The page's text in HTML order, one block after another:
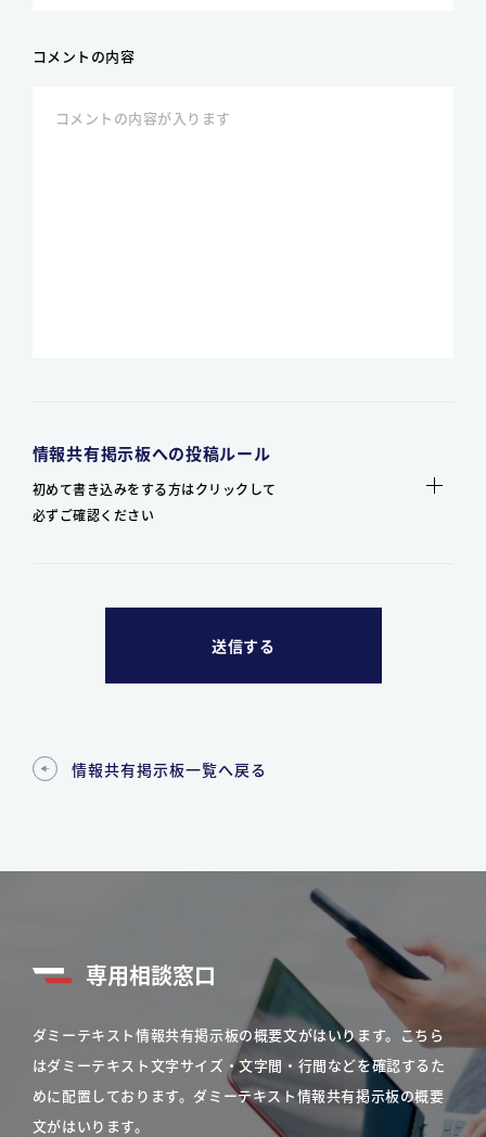
コメントの内容
情報共有掲示板への投稿ルール
初めて書き込みをする方はクリックして
必ずご確認ください
情報共有掲示板一覧へ戻る
専用相談窓口
ダミーテキスト情報共有掲示板の概要文がはいります。こちら
はダミーテキスト文字サイズ・文字間・行間などを確認するた
めに配置しております。ダミーテキスト情報共有掲示板の概要
文がはいります。